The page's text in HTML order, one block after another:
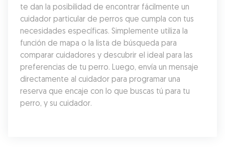
te dan la posibilidad de encontrar fácilmente un
cuidador particular de perros que cumpla con tus
necesidades específicas. Simplemente utiliza la
función de mapa o la lista de búsqueda para
comparar cuidadores y descubrir el ideal para las
preferencias de tu perro. Luego, envía un mensaje
directamente al cuidador para programar una
reserva que encaje con lo que buscas tú para tu
perro, y su cuidador.